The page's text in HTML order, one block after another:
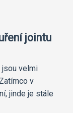
jointu
jsou velmi
v
jinde je stále